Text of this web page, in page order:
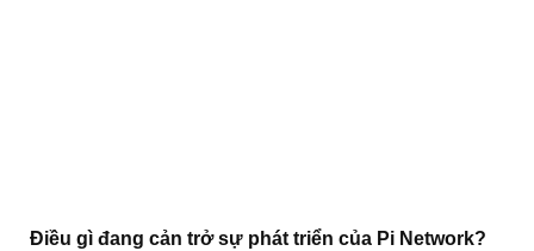
Điều gì đang cản trở sự phát triển của Pi Network?